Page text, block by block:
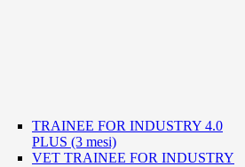
TRAINEE FOR INDUSTRY 4.0
PLUS (3 mesi)
VET TRAINEE FOR INDUSTRY